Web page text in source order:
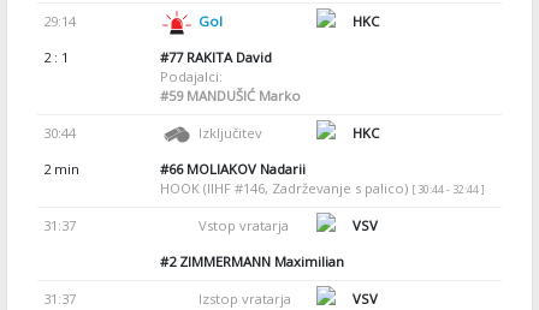
29:14 Gol
HKC
2 : 1
#77RAKITA David
Podajalci:
#59MANDUŠIĆ Marko
30:44 Izključitev
HKC
2 min
#66MOLIAKOV Nadarii
HOOK (IIHF #146, Zadrževanje s palico) [ 30:44 - 32:44 ]
31:37 Vstop vratarja
VSV
#2ZIMMERMANN Maximilian
31:37 Izstop vratarja
VSV